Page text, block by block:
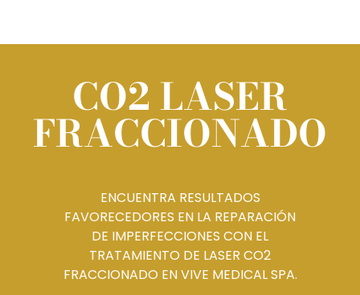
CO2 LASER
FRACCIONADO
ENCUENTRA RESULTADOS
FAVORECEDORES EN LA REPARACIÓN
DE IMPERFECCIONES CON EL
TRATAMIENTO DE LASER CO2
FRACCIONADO EN VIVE MEDICAL SPA.